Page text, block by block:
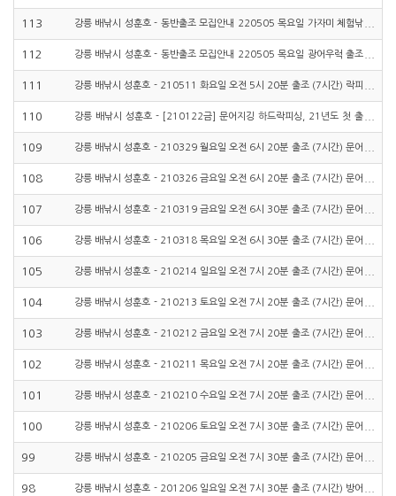
니다
113
강릉 배낚시 성훈호 - 동반출조 모집안내 220505 목요일 가자미 체험낚
시 출조합니다
112
강릉 배낚시 성훈호 - 동반출조 모집안내 220505 목요일 광어우럭 출조
합니다
111
강릉 배낚시 성훈호 - 210511 화요일 오전 5시 20분 출조 (7시간) 락피
싱 우럭낚시, 하드락피싱 동…
110
강릉 배낚시 성훈호 - [210122금] 문어지깅 하드락피싱, 21년도 첫 출
조 다녀왔습니다
109
강릉 배낚시 성훈호 - 210329 월요일 오전 6시 20분 출조 (7시간) 문어
낚시, 락피싱 우럭낚시, 하…
108
강릉 배낚시 성훈호 - 210326 금요일 오전 6시 20분 출조 (7시간) 문어
낚시, 락피싱 우럭낚시, 하…
107
강릉 배낚시 성훈호 - 210319 금요일 오전 6시 30분 출조 (7시간) 문어
낚시, 락피싱 우럭낚시, 하…
106
강릉 배낚시 성훈호 - 210318 목요일 오전 6시 30분 출조 (7시간) 문어
낚시, 락피싱 우럭낚시, 하…
105
강릉 배낚시 성훈호 - 210214 일요일 오전 7시 20분 출조 (7시간) 문어
낚시, 락피싱 우럭낚시, 하…
104
강릉 배낚시 성훈호 - 210213 토요일 오전 7시 20분 출조 (7시간) 문어
낚시, 락피싱 우럭낚시, 하…
103
강릉 배낚시 성훈호 - 210212 금요일 오전 7시 20분 출조 (7시간) 문어
낚시, 락피싱 우럭낚시, 하…
102
강릉 배낚시 성훈호 - 210211 목요일 오전 7시 20분 출조 (7시간) 문어
낚시, 락피싱 우럭낚시, 하…
101
강릉 배낚시 성훈호 - 210210 수요일 오전 7시 20분 출조 (7시간) 문어
낚시, 락피싱 우럭낚시, 하…
100
강릉 배낚시 성훈호 - 210206 토요일 오전 7시 30분 출조 (7시간) 문어
낚시, 락피싱 우럭낚시, 하…
99
강릉 배낚시 성훈호 - 210205 금요일 오전 7시 30분 출조 (7시간) 문어
낚시, 락피싱 우럭낚시, 하…
98
강릉 배낚시 성훈호 - 201206 일요일 오전 7시 30분 출조 (7시간) 방어